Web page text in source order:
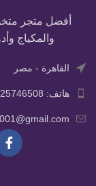
أفضل متجر
والمكياج
القاهرة - مصر
هاتف: 01125746508